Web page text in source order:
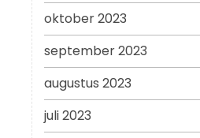
oktober 2023
september 2023
augustus 2023
juli 2023